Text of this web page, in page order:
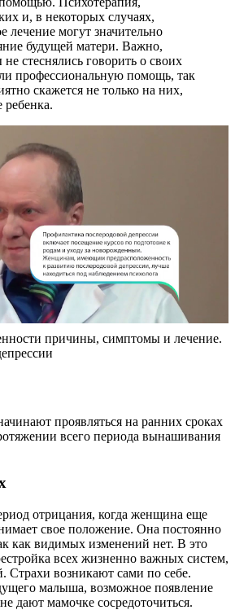
и, в некоторых случаях,
лечение могут значительно
будущей матери. Важно,
стеснялись говорить о своих
профессиональную помощь, так
скажется не только на них,
ребенка.
причины, симптомы и лечение.
проявляться на ранних сроках
всего периода вынашивания
отрицания, когда женщина еще
свое положение. Она постоянно
как видимых изменений нет. В это
всех жизненно важных систем,
Страхи возникают сами по себе.
малыша, возможное появление
дают мамочке сосредоточиться.